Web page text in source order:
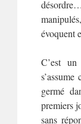
évoquent
C’est
germé
premiers
sans